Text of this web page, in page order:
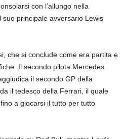
con l’allungo nella
principale avversario Lewis
che si conclude come era partita e
Il secondo pilota Mercedes
il secondo GP della
il tedesco della Ferrari, il quale
a giocarsi il tutto per tutto